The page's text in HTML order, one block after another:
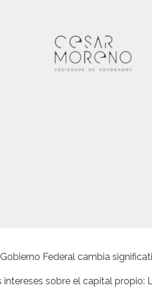
Federal cambia
sobre el capital propio: